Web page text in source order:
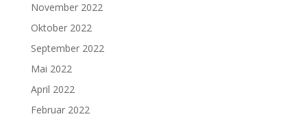
November 2022
Oktober 2022
September 2022
Mai 2022
April 2022
Februar 2022